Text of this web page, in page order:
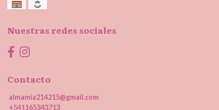
Nuestras redes sociales
Contacto
almamia214215@gmail.com
+541165343713